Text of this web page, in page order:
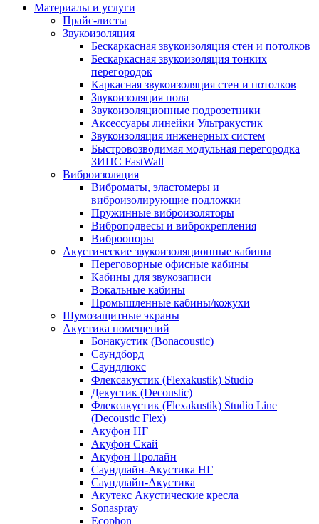
Материалы и услуги
Прайс-листы
Звукоизоляция
Бескаркасная звукоизоляция стен и потолков
Бескаркасная звукоизоляция тонких
перегородок
Каркасная звукоизоляция стен и потолков
Звукоизоляция пола
Звукоизоляционные подрозетники
Аксессуары линейки Ультракустик
Звукоизоляция инженерных систем
Быстровозводимая модульная перегородка
ЗИПС FastWall
Виброизоляция
Виброматы, эластомеры и
виброизолирующие подложки
Пружинные виброизоляторы
Виброподвесы и виброкрепления
Виброопоры
Акустические звукоизоляционные кабины
Переговорные офисные кабины
Кабины для звукозаписи
Вокальные кабины
Промышленные кабины/кожухи
Шумозащитные экраны
Акустика помещений
Бонакустик (Bonacoustic)
Саундборд
Саундлюкс
Флексакустик (Flexakustik) Studio
Декустик (Decoustic)
Флексакустик (Flexakustik) Studio Line
(Decoustic Flex)
Акуфон НГ
Акуфон Скай
Акуфон Пролайн
Саундлайн-Акустика НГ
Саундлайн-Акустика
Акутекс Акустические кресла
Sonaspray
Ecophon